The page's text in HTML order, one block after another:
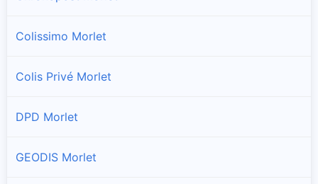
Colissimo Morlet
Colis Privé Morlet
DPD Morlet
GEODIS Morlet